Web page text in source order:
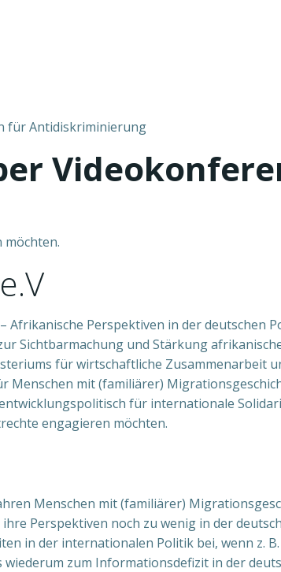
für Antidiskriminierung
möchten.
Afrikanische Perspektiven in der deutschen
Sichtbarmachung und Stärkung
für wirtschaftliche Zusammenarbeit
Menschen mit (familiärer)
für internationale
engagieren möchten.
Menschen mit (familiärer)
Perspektiven noch zu wenig in der
in der internationalen Politik bei, wenn z.
zum Informationsdefizit in der